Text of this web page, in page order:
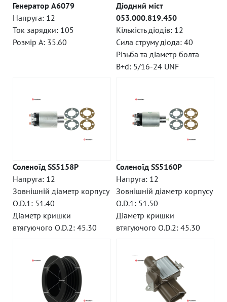
Генератор A6079
Напруга: 12
Ток зарядки: 105
Розмір A: 35.60
Діодний міст
053.000.819.450
Кількість діодів: 12
Сила струму діода: 40
Різьба та діаметр болта
B+d: 5/16-24 UNF
Соленоїд SS5158P
Напруга: 12
Зовнішній діаметр корпусу
O.D.1: 51.40
Діаметр кришки
втягуючого O.D.2: 45.30
Соленоїд SS5160P
Напруга: 12
Зовнішній діаметр корпусу
O.D.1: 51.50
Діаметр кришки
втягуючого O.D.2: 45.30